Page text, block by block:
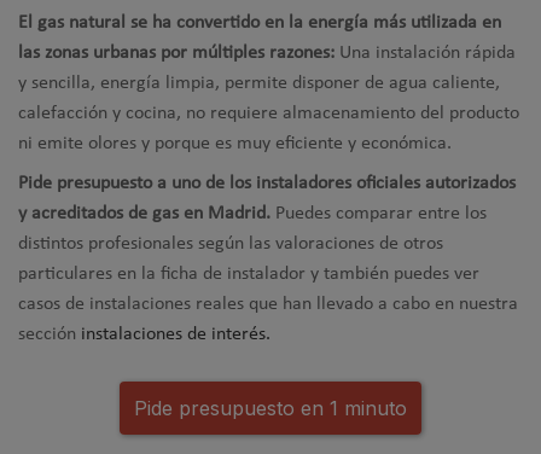
El gas natural se ha convertido en la energía más utilizada en
las zonas urbanas por múltiples razones: Una instalación rápida
y sencilla, energía limpia, permite disponer de agua caliente,
calefacción y cocina, no requiere almacenamiento del producto
ni emite olores y porque es muy eficiente y económica.
Pide presupuesto a uno de los instaladores oficiales autorizados
y acreditados de gas en Madrid. Puedes comparar entre los
distintos profesionales según las valoraciones de otros
particulares en la ficha de instalador y también puedes ver
casos de instalaciones reales que han llevado a cabo en nuestra
sección instalaciones de interés.
Pide presupuesto en 1 minuto